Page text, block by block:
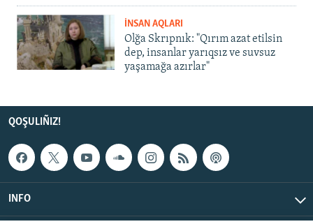
İNSAN AQLARI
Olğa Skrıpnık: "Qırım azat etilsin
dep, insanlar yarıqsız ve suvsuz
yaşamağa azırlar"
QOŞULIÑIZ!
INFO